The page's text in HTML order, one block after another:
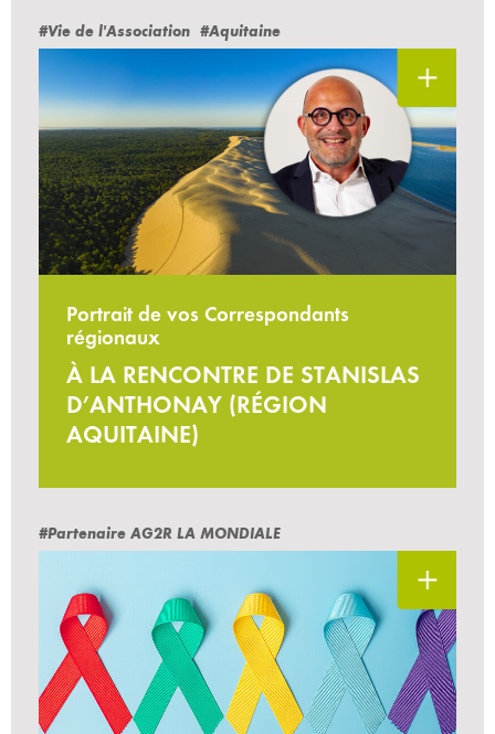
#Vie de l'Association #Aquitaine
Portrait de vos Correspondants
régionaux
À LA RENCONTRE DE STANISLAS
D’ANTHONAY (RÉGION
AQUITAINE)
#Partenaire AG2R LA MONDIALE